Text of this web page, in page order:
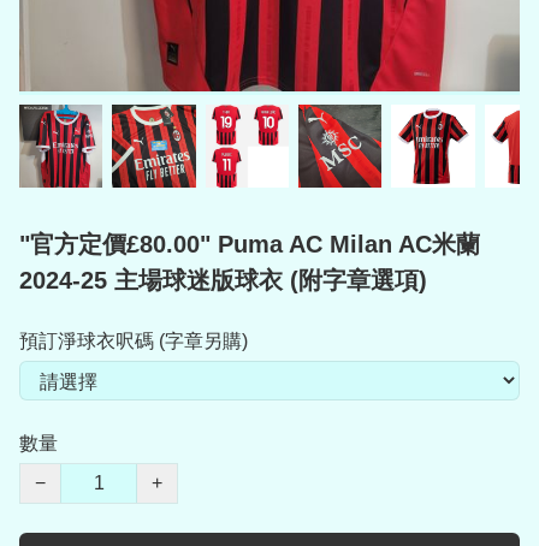
"官方定價£80.00" Puma AC Milan AC米蘭
2024-25 主場球迷版球衣 (附字章選項)
預訂淨球衣呎碼 (字章另購)
數量
−
+